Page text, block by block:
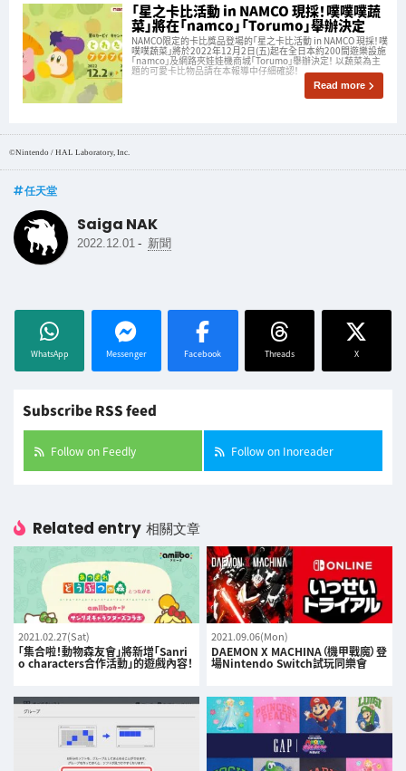
「星之卡比活動 in NAMCO 現採！噗噗噗蔬
菜」將在「namco」「Torumo」舉辦決定
NAMCO限定的卡比獎品登場的「星之卡比活動 in NAMCO 現採！噗
噗噗蔬菜」將於2022年12月2日(五)起在全日本約200間遊樂設施
「namco」及網路夾娃娃機商城「Torumo」舉辦決定！ 以蔬菜為主
題的可愛卡比物品請在本報導中仔細確認！
Read more
©Nintendo / HAL Laboratory, Inc.
任天堂
Saiga NAK
2022.12.01 - 新聞
WhatsApp Messenger Facebook Threads X
Subscribe RSS feed
Follow on Feedly Follow on Inoreader
Related entry 相關文章
2021.02.27(Sat)
「集合啦！動物森友會」將新增「Sanri
o characters合作活動」的遊戲內容！
2021.09.06(Mon)
DAEMON X MACHINA（機甲戰魔）登
場Nintendo Switch試玩同樂會